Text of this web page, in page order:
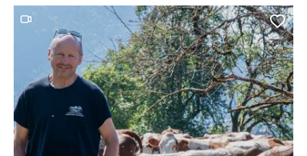
Ce contenu contient une vidéo